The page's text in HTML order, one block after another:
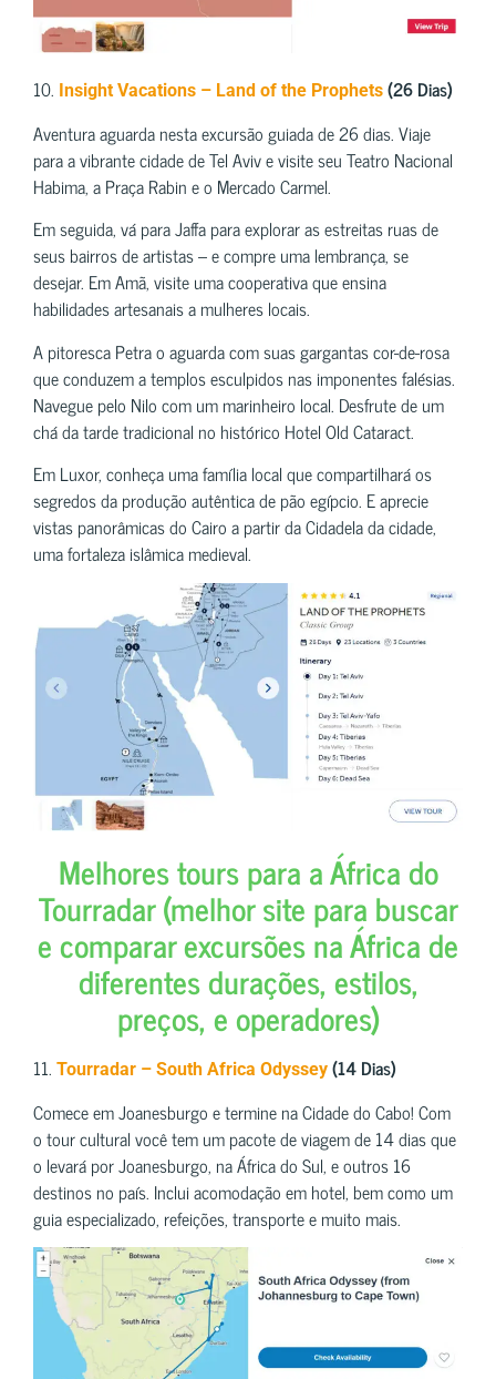
10. Insight Vacations – Land of the Prophets (26 Dias)
Aventura aguarda nesta excursão guiada de 26 dias. Viaje
para a vibrante cidade de Tel Aviv e visite seu Teatro Nacional
Habima, a Praça Rabin e o Mercado Carmel.
Em seguida, vá para Jaffa para explorar as estreitas ruas de
seus bairros de artistas – e compre uma lembrança, se
desejar. Em Amã, visite uma cooperativa que ensina
habilidades artesanais a mulheres locais.
A pitoresca Petra o aguarda com suas gargantas cor-de-rosa
que conduzem a templos esculpidos nas imponentes falésias.
Navegue pelo Nilo com um marinheiro local. Desfrute de um
chá da tarde tradicional no histórico Hotel Old Cataract.
Em Luxor, conheça uma família local que compartilhará os
segredos da produção autêntica de pão egípcio. E aprecie
vistas panorâmicas do Cairo a partir da Cidadela da cidade,
uma fortaleza islâmica medieval.
Melhores tours para a África do
Tourradar (melhor site para buscar
e comparar excursões na África de
diferentes durações, estilos,
preços, e operadores)
11. Tourradar – South Africa Odyssey (14 Dias)
Comece em Joanesburgo e termine na Cidade do Cabo! Com
o tour cultural você tem um pacote de viagem de 14 dias que
o levará por Joanesburgo, na África do Sul, e outros 16
destinos no país. Inclui acomodação em hotel, bem como um
guia especializado, refeições, transporte e muito mais.